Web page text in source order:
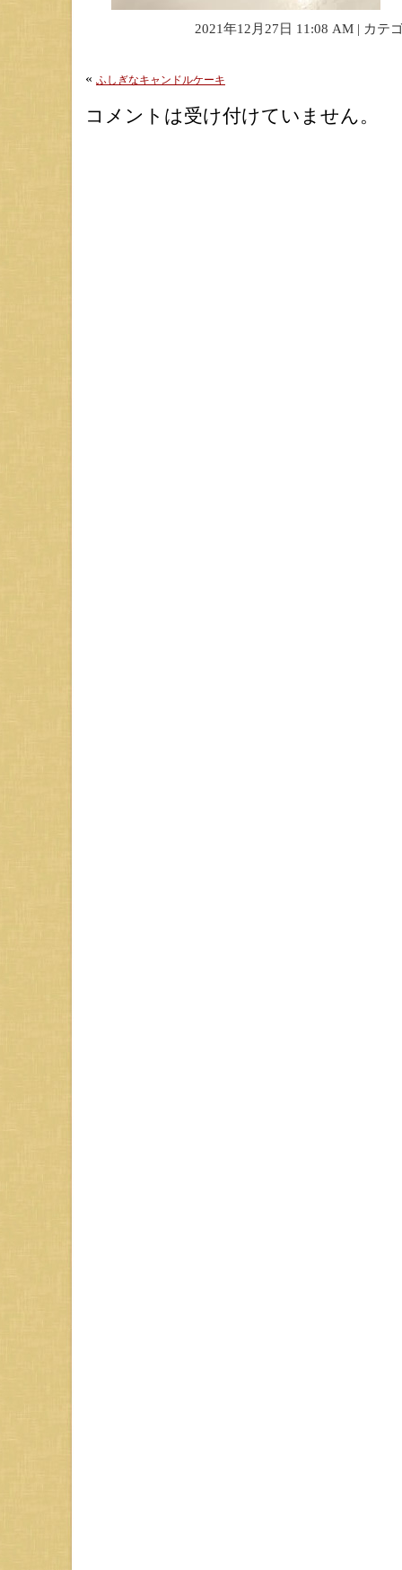
2021年12月27日 11:08 AM | カテ
« ふしぎなキャンドルケーキ
コメントは受け付けていません。